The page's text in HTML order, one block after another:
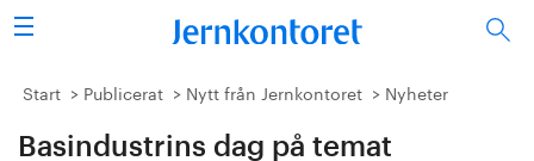
Sök
Stålindustrin
Vision 2050
Start Publicerat Nytt från Jernkontoret Nyheter
Basindustrins dag på temat